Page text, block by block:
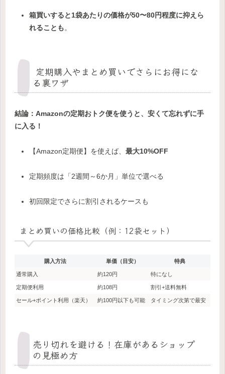
箱買いすると1袋あたりの価格が50〜80円程度に抑えら
れることも。
定期購入やまとめ買いでさらにお得にな
る裏ワザ
結論：Amazonの定期おトク便を使うと、安くて忘れずに手
に入る！
【Amazon定期便】を使えば、 最大10%OFF
定期頻度は「2週間～6か月」単位で選べる
初回限定でさらに割引されるケースも
まとめ買いの価格比較（例：12袋セット）
購入方法 単価（目安） 特典
通常購入 約120円 特になし
定期便利用 約108円 割引+送料無料
セール+ポイント利用（楽天） 約100円以下も可能 タイミング次第で最安
売り切れを避ける！在庫があるショップ
の見極め方